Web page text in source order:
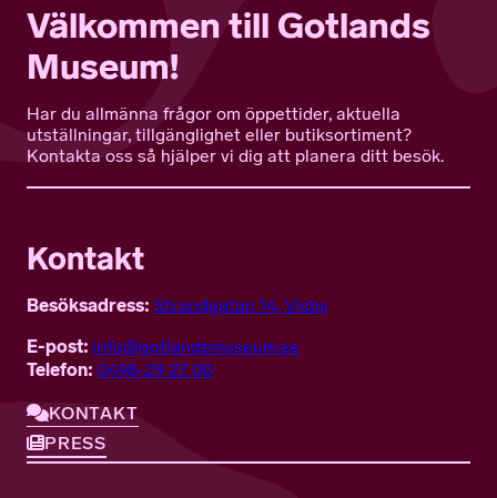
Välkommen till Gotlands
Museum!
Har du allmänna frågor om öppettider, aktuella
utställningar, tillgänglighet eller butiksortiment?
Kontakta oss så hjälper vi dig att planera ditt besök.
Kontakt
Besöksadress: Strandgatan 14, Visby
E-post: info@gotlandsmuseum.se
Telefon: 0498-29 27 00
KONTAKT
PRESS